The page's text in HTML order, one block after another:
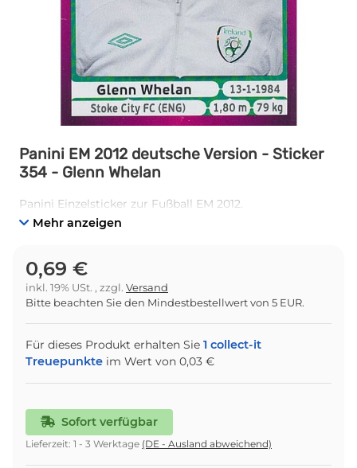
Panini EM 2012 deutsche Version - Sticker
354 - Glenn Whelan
Panini Einzelsticker zur Fußball EM 2012.
Mehr anzeigen
0,69 €
inkl. 19% USt. , zzgl. Versand
Bitte beachten Sie den Mindestbestellwert von 5 EUR.
Für dieses Produkt erhalten Sie 1 collect-it
Treuepunkte im Wert von 0,03 €
Sofort verfügbar
Lieferzeit: 1 - 3 Werktage (DE - Ausland abweichend)